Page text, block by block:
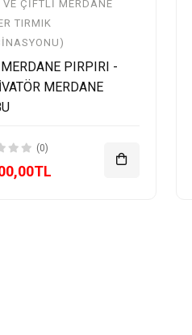
VE ÇIFTLI MERDANE
TIRMIK
PIRPIRI -
MERDANE
(0)